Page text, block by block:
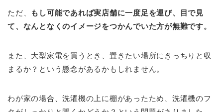
ただ、
もし可能であれば実店舗に一度足を運び、目で見
て、なんとなくのイメージをつかんでいた方が無難です。
また、大型家電を買うとき、置きたい場所にきっちりと収
まるか？という懸念があるかもしれません。
わが家の場合、洗濯機の上に棚があったため、洗濯機のフ